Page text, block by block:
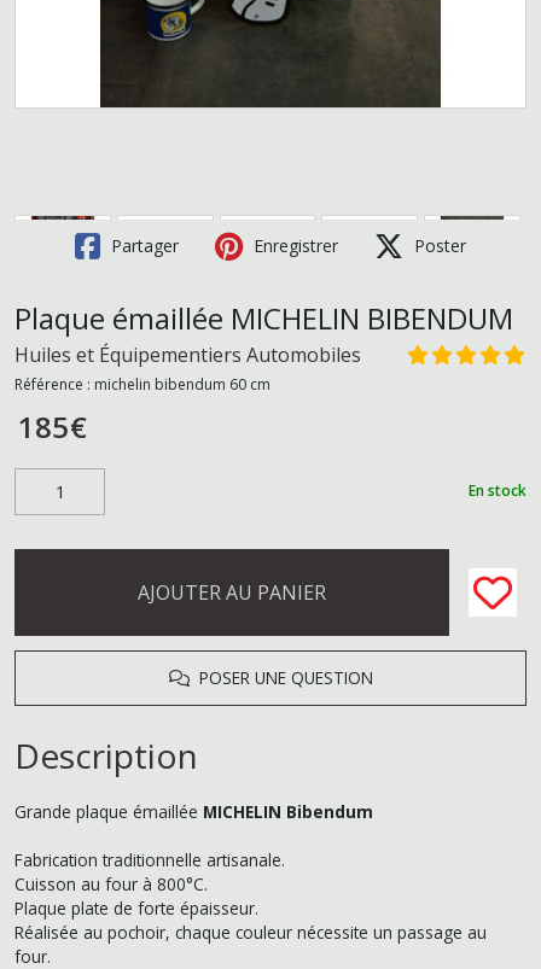
Partager Enregistrer Poster
Plaque émaillée MICHELIN BIBENDUM
Huiles et Équipementiers Automobiles
Référence : michelin bibendum 60 cm
185€
En stock
AJOUTER AU PANIER
POSER UNE QUESTION
Description
Grande plaque émaillée MICHELIN Bibendum
Fabrication traditionnelle artisanale.
Cuisson au four à 800°C.
Plaque plate de forte épaisseur.
Réalisée au pochoir, chaque couleur nécessite un passage au
four.